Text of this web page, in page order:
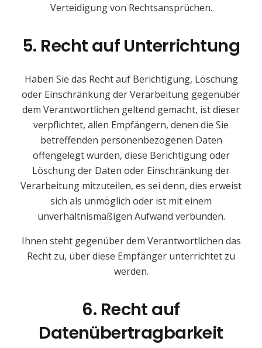
Verteidigung von Rechtsansprüchen.
5. Recht auf Unterrichtung
Haben Sie das Recht auf Berichtigung, Löschung
oder Einschränkung der Verarbeitung gegenüber
dem Verantwortlichen geltend gemacht, ist dieser
verpflichtet, allen Empfängern, denen die Sie
betreffenden personenbezogenen Daten
offengelegt wurden, diese Berichtigung oder
Löschung der Daten oder Einschränkung der
Verarbeitung mitzuteilen, es sei denn, dies erweist
sich als unmöglich oder ist mit einem
unverhältnismäßigen Aufwand verbunden.
Ihnen steht gegenüber dem Verantwortlichen das
Recht zu, über diese Empfänger unterrichtet zu
werden.
6. Recht auf
Datenübertragbarkeit